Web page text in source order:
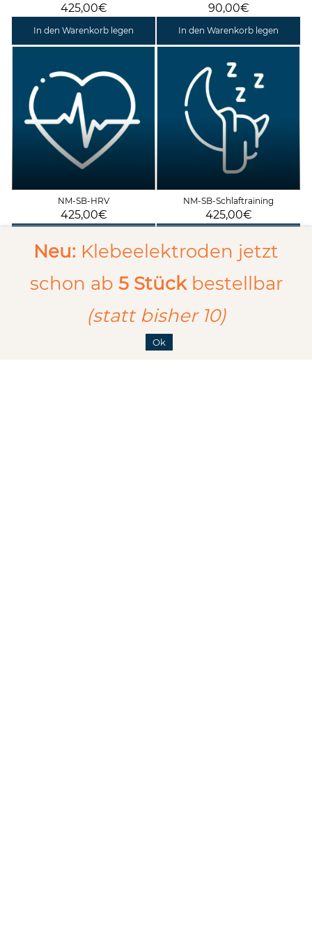
425,00€
In den Warenkorb legen
90,00€
In den Warenkorb legen
NM-SB-HRV
425,00€
NM-SB-Schlaftraining
425,00€
Neu: Klebeelektroden jetzt
schon ab 5 Stückbestellbar
(statt bisher 10)
Ok